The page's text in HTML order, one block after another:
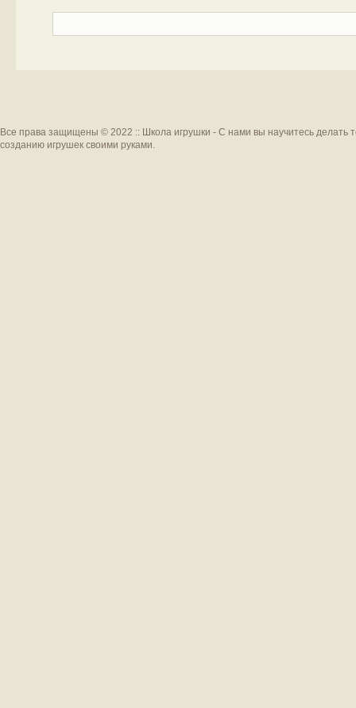
Все права защищены © 2022 :: Школа игрушки - С нами вы научитесь делать
созданию игрушек своими руками.